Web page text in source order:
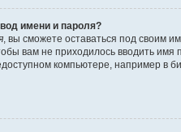
имени и пароля?
, вы сможете оставаться под своим
вам не приходилось вводить
компьютере, например в